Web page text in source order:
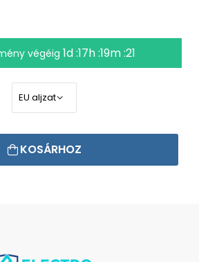
végéig 1d :17h :19m :20
KOSÁRHOZ